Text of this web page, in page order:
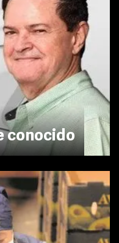
conocido